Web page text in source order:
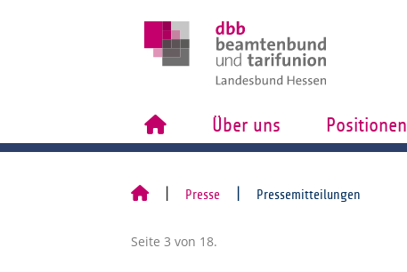
Über uns Positionen
Presse Pressemitteilungen
Seite 3 von 18.